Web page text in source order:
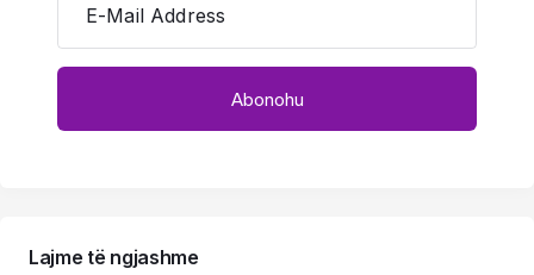
E-Mail Address
Lajme të ngjashme